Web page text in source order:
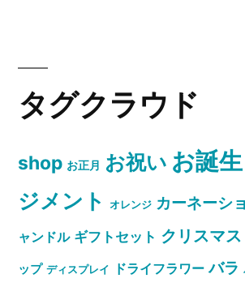
タグクラウド
shop お正月 お祝い お誕生
ジメント
オレンジ カーネーシ
ャンドル ギフトセット クリスマス
ップ ディスプレイ ドライフラワー バラ